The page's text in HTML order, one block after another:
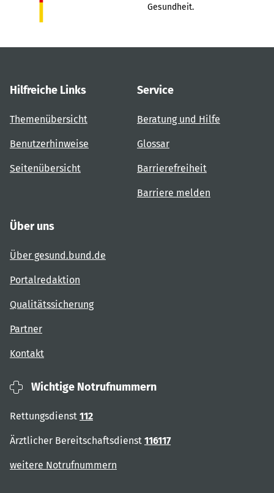
Gesundheit.
Hilfreiche Links
Themenübersicht
Benutzerhinweise
Seitenübersicht
Service
Beratung und Hilfe
Glossar
Barrierefreiheit
Barriere melden
Über uns
Über gesund.bund.de
Portalredaktion
Qualitätssicherung
Partner
Kontakt
Wichtige Notrufnummern
Rettungsdienst 112
Ärztlicher Bereitschaftsdienst 116117
weitere Notrufnummern